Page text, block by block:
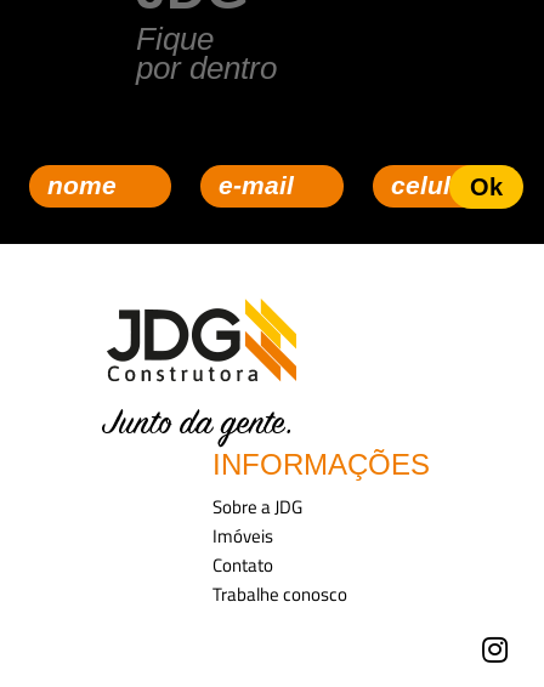
Fique
por dentro
INFORMAÇÕES
Sobre a JDG
Imóveis
Contato
Trabalhe conosco